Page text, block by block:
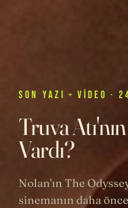
SON YAZI + VIDEO ·
Truva
Vardı?
Nolan'ın The
sinemanın daha